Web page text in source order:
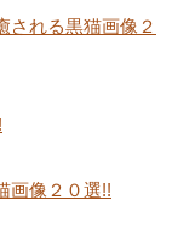
される黒猫画像２
画像２０選!!